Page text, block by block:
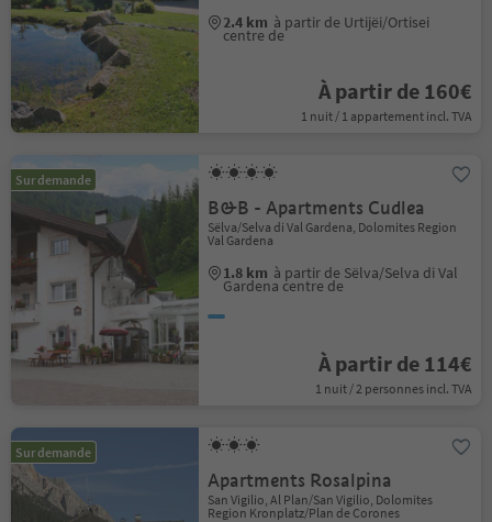
2.4 km à partir de Urtijëi/Ortisei
centre de
À partir de 160€
1 nuit / 1 appartement incl. TVA
Sur demande
B&B - Apartments Cudlea
Sëlva/Selva di Val Gardena, Dolomites Region
Val Gardena
1.8 km à partir de Sëlva/Selva di Val
Gardena centre de
À partir de 114€
1 nuit / 2 personnes incl. TVA
Sur demande
Apartments Rosalpina
San Vigilio, Al Plan/San Vigilio, Dolomites
Region Kronplatz/Plan de Corones